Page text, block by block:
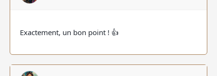
Exactement, un bon point ! 👍